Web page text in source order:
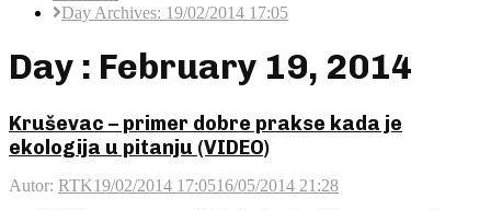
Day Archives: 19/02/2014 17:05
Day : February 19, 2014
Kruševac – primer dobre prakse kada je
ekologija u pitanju (VIDEO)
Autor: RTK19/02/2014 17:0516/05/2014 21:28